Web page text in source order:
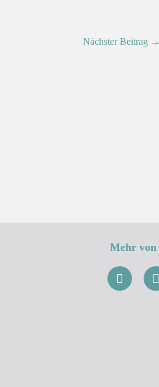
Nächster Beitrag →
Mehr von